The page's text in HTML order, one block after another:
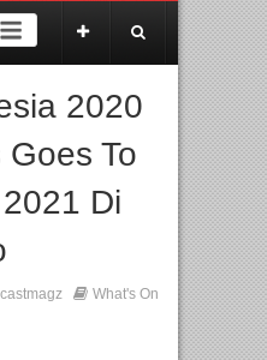
Industri Gifts dan Housewares Asia
Lokal, BIRKENSTOCK INDONESIA
Produk Bayi dari Seluruh Dunia,
2020
Goes To
Di
What's On